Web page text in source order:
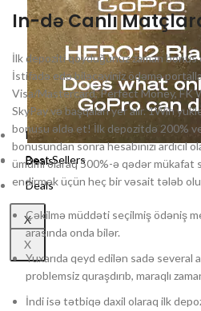
Best Sellers
Deals
X
Best Sellers
Deals
X
In-də Canlı
İlk depoziti qoyduğunuz zaman bonus
İstifadə edə biləcəyiniz ödəmə
Visa/Mastercard, Perfect Money, FK
SkyPay və başqaları yer alır. 1Win
bonusu əldə et! İlk depozitdə 200%
bonusundan sonra hesabınızı ardıcıl
ümumi olaraq 500%-ə qədər mükafat
endirmək üçün heç bir vəsait tələb
Çəkilmə müddəti seçilmiş ödəniş
arasında onda bilər.
Yuxarıda qeyd edilən sadə several
problemsiz quraşdırıb, maraqlı
İndi isə tətbiqə daxil olaraq ilk